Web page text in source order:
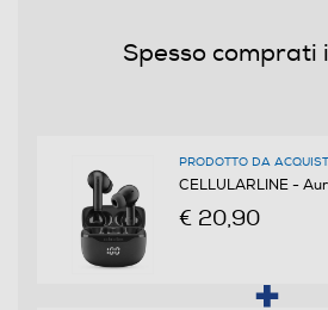
Lunghezza del cavo-cm
0,15
Spesso comprati
PRODOTTO DA
CELLULARLINE -
€ 20,90